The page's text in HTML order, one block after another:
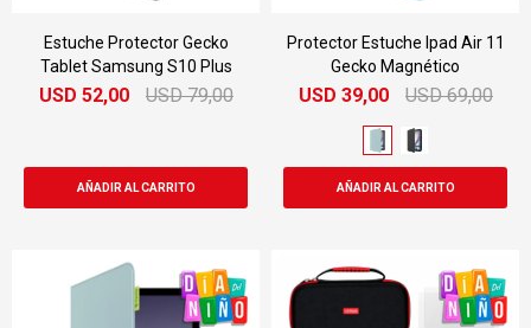
Estuche Protector Gecko
Tablet Samsung S10 Plus
USD 52,00 USD 79,00
Protector Estuche Ipad Air 11
Gecko Magnético
USD 39,00 USD 69,00